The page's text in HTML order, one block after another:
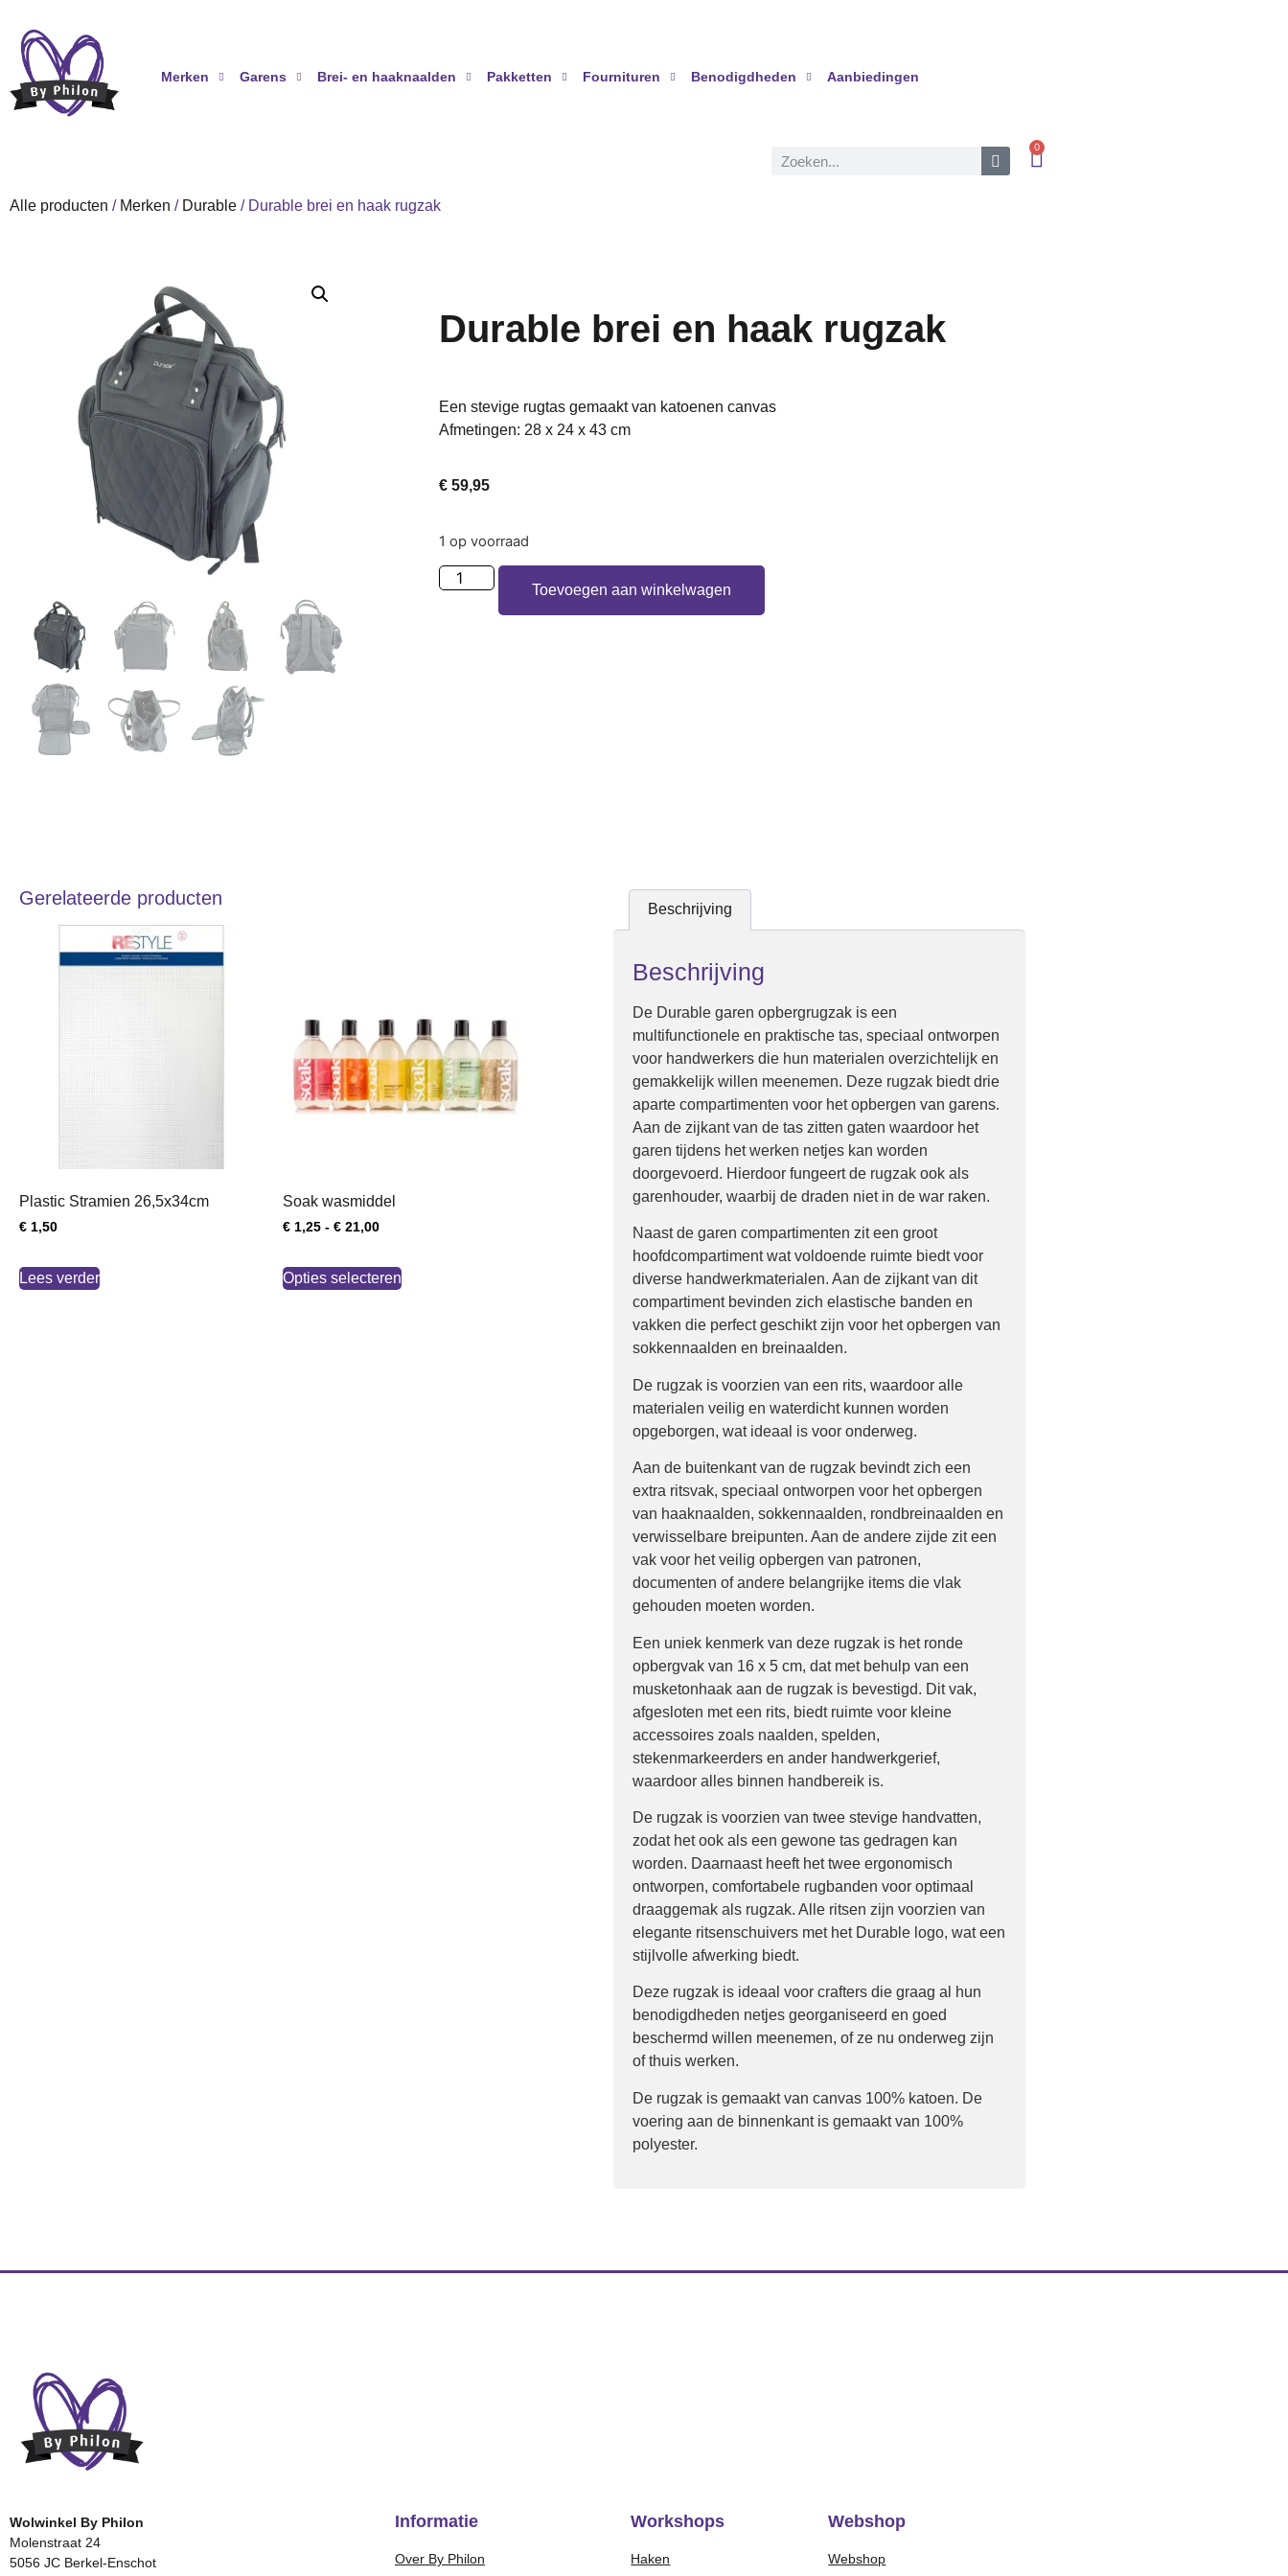
Merken Garens Brei- en haaknaalden Pakketten Fournituren Benodigdheden Aanbiedingen
0
Alle producten / Merken / Durable / Durable brei en haak rugzak
Durable brei en haak rugzak
Een stevige rugtas gemaakt van katoenen canvas
Afmetingen: 28 x 24 x 43 cm
€59,95
1 op voorraad
Toevoegen aan winkelwagen
Gerelateerde producten
Plastic Stramien 26,5x34cm
€ 1,50
Lees verder
Soak wasmiddel
€ 1,25 - € 21,00
Opties selecteren
Beschrijving
Beschrijving
De Durable garen opbergrugzak is een
multifunctionele en praktische tas, speciaal ontworpen
voor handwerkers die hun materialen overzichtelijk en
gemakkelijk willen meenemen. Deze rugzak biedt drie
aparte compartimenten voor het opbergen van garens.
Aan de zijkant van de tas zitten gaten waardoor het
garen tijdens het werken netjes kan worden
doorgevoerd. Hierdoor fungeert de rugzak ook als
garenhouder, waarbij de draden niet in de war raken.
Naast de garen compartimenten zit een groot
hoofdcompartiment wat voldoende ruimte biedt voor
diverse handwerkmaterialen. Aan de zijkant van dit
compartiment bevinden zich elastische banden en
vakken die perfect geschikt zijn voor het opbergen van
sokkennaalden en breinaalden.
De rugzak is voorzien van een rits, waardoor alle
materialen veilig en waterdicht kunnen worden
opgeborgen, wat ideaal is voor onderweg.
Aan de buitenkant van de rugzak bevindt zich een
extra ritsvak, speciaal ontworpen voor het opbergen
van haaknaalden, sokkennaalden, rondbreinaalden en
verwisselbare breipunten. Aan de andere zijde zit een
vak voor het veilig opbergen van patronen,
documenten of andere belangrijke items die vlak
gehouden moeten worden.
Een uniek kenmerk van deze rugzak is het ronde
opbergvak van 16 x 5 cm, dat met behulp van een
musketonhaak aan de rugzak is bevestigd. Dit vak,
afgesloten met een rits, biedt ruimte voor kleine
accessoires zoals naalden, spelden,
stekenmarkeerders en ander handwerkgerief,
waardoor alles binnen handbereik is.
De rugzak is voorzien van twee stevige handvatten,
zodat het ook als een gewone tas gedragen kan
worden. Daarnaast heeft het twee ergonomisch
ontworpen, comfortabele rugbanden voor optimaal
draaggemak als rugzak. Alle ritsen zijn voorzien van
elegante ritsenschuivers met het Durable logo, wat een
stijlvolle afwerking biedt.
Deze rugzak is ideaal voor crafters die graag al hun
benodigdheden netjes georganiseerd en goed
beschermd willen meenemen, of ze nu onderweg zijn
of thuis werken.
De rugzak is gemaakt van canvas 100% katoen. De
voering aan de binnenkant is gemaakt van 100%
polyester.
Wolwinkel By Philon
Molenstraat 24
5056 JC Berkel-Enschot
Informatie
Over By Philon
Workshops
Haken
Webshop
Webshop